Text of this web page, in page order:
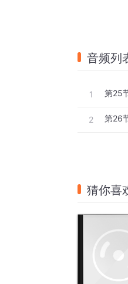
音频列
1 第25
2 第26
猜你喜